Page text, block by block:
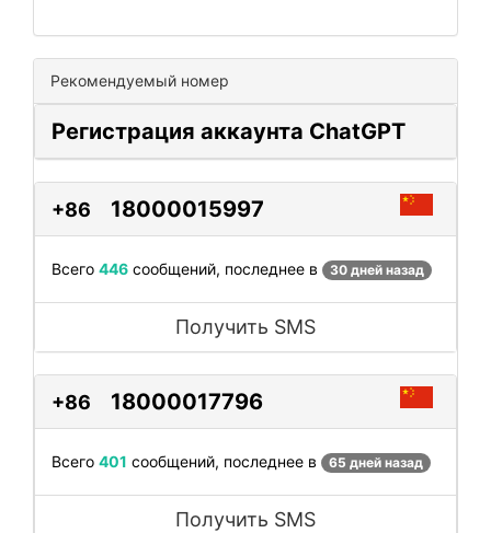
Рекомендуемый номер
Регистрация аккаунта ChatGPT
+86 18000015997
Всего 446 сообщений, последнее в 30 дней назад
Получить SMS
+86 18000017796
Всего 401 сообщений, последнее в 65 дней назад
Получить SMS